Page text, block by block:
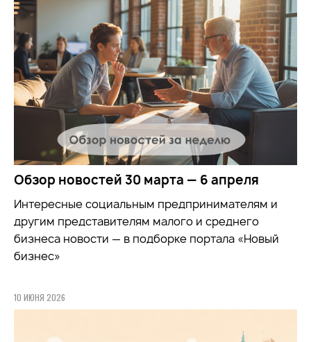
Обзор новостей 30 марта — 6 апреля
Интересные социальным предпринимателям и
другим представителям малого и среднего
бизнеса новости — в подборке портала «Новый
бизнес»
10 ИЮНЯ 2026